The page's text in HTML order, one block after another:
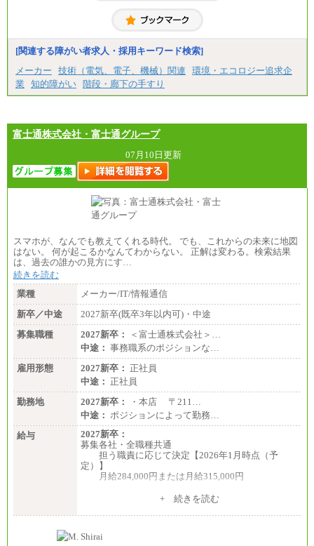
[関連する障がい者求人・採用キーワード検索]
メーカー
技術（電気、電子、機械）関連
環境・エコロジー追求企
業
知的障がい 階段・廊下の手すり
富士通株式会社・富士通グループ
07月10日更新
スマホが、なんでも教えてくれる時代。 でも、これからの未来に地図
はない。 何が起こるかなんてわからない。 正解は変わる。検索結果
は、過去の誰かの見方にす…
続きを読む
業種
メーカー/IT/情報通信
新卒／中途
2027新卒(既卒3年以内可)・中途
募集職種
2027新卒：
＜富士通株式会社＞…
中途： 事務職系のポジションな…
雇用形態
2027新卒： 正社員
中途： 正社員
勤務地
2027新卒：
・本店 〒211…
中途： ポジションによって勤務…
給与
2027新卒：
募集各社・全職種共通
担う職責に応じて決定【2026年1月時点（予
定）】
月給284,000円または月給315,000円
※入社後早期から、自律的な業務遂行が求めら
す。
い職責を担う方については、さらに高い金額を個別
+ 続きを読む